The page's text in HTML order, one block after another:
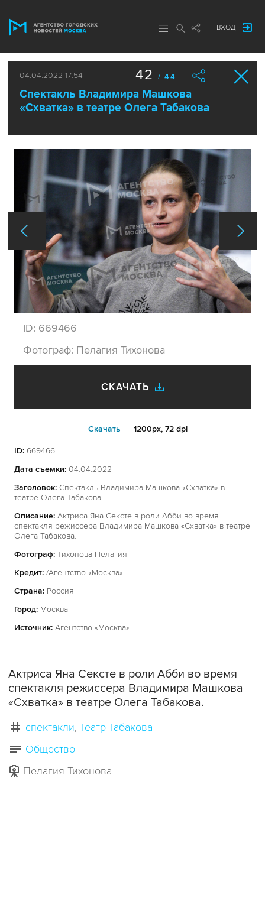
ВХОД
04.04.2022 17:54
Спектакль Владимира Машкова
«Схватка» в театре Олега Табакова
42 / 44
ID: 669466
Фотограф: Пелагия Тихонова
СКАЧАТЬ
Cкачать 1200px, 72 dpi
ID: 669466
Дата съемки: 04.04.2022
Заголовок: Спектакль Владимира Машкова «Схватка» в
театре Олега Табакова
Описание: Актриса Яна Сексте в роли Абби во время
спектакля режиссера Владимира Машкова «Схватка» в театре
Олега Табакова.
Фотограф: Тихонова Пелагия
Кредит: /Агентство «Москва»
Страна: Россия
Город: Москва
Источник: Агентство «Москва»
Актриса Яна Сексте в роли Абби во время
спектакля режиссера Владимира Машкова
«Схватка» в театре Олега Табакова.
спектакли Театр Табакова
Общество
Пелагия Тихонова